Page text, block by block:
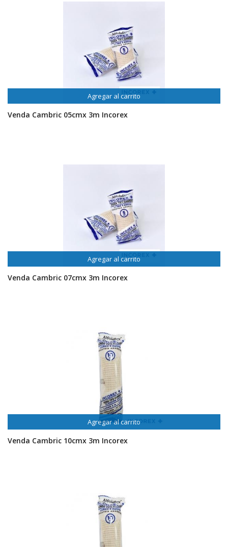
Agregar al carrito
Venda Cambric 05cmx 3m Incorex
Agregar al carrito
Venda Cambric 07cmx 3m Incorex
Agregar al carrito
Venda Cambric 10cmx 3m Incorex